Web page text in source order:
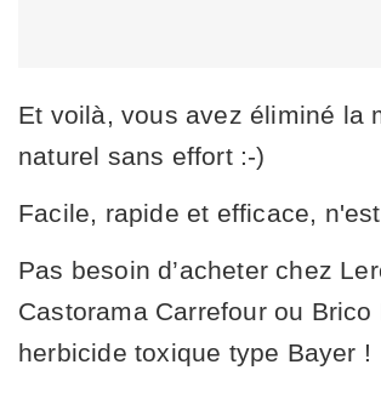
Et voilà, vous avez éliminé la
naturel sans effort :-)
Facile, rapide et efficace,
Pas besoin d’acheter chez
Castorama Carrefour ou Brico
herbicide toxique type Bayer !